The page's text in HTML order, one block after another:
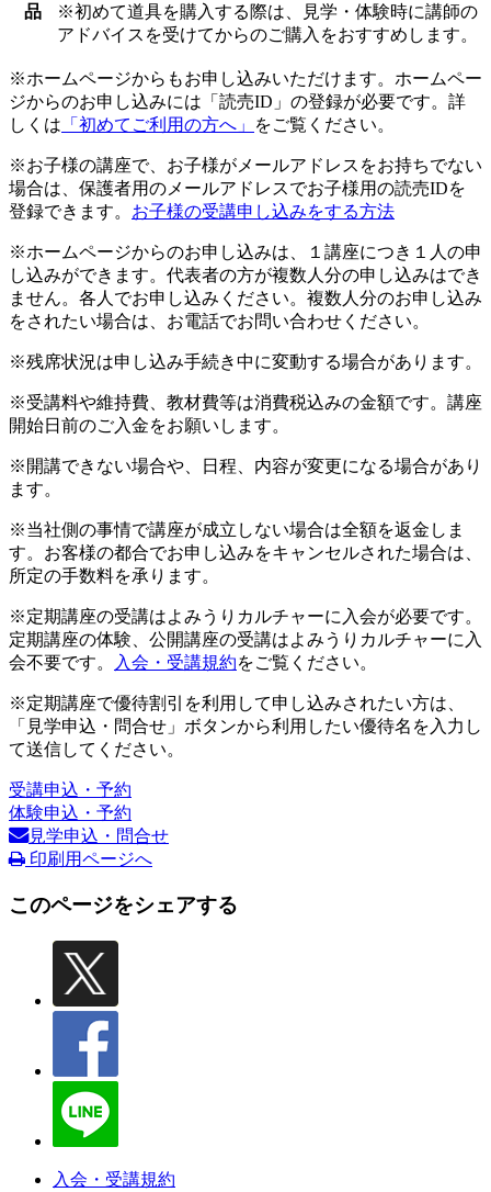
品
※初めて道具を購入する際は、見学・体験時に講師の
アドバイスを受けてからのご購入をおすすめします。
※ホームページからもお申し込みいただけます。ホームペー
ジからのお申し込みには「読売ID」の登録が必要です。詳
しくは 「初めてご利用の方へ」 をご覧ください。
※お子様の講座で、お子様がメールアドレスをお持ちでない
場合は、保護者用のメールアドレスでお子様用の読売IDを
登録できます。 お子様の受講申し込みをする方法
※ホームページからのお申し込みは、１講座につき１人の申
し込みができます。代表者の方が複数人分の申し込みはでき
ません。各人でお申し込みください。複数人分のお申し込み
をされたい場合は、お電話でお問い合わせください。
※残席状況は申し込み手続き中に変動する場合があります。
※受講料や維持費、教材費等は消費税込みの金額です。講座
開始日前のご入金をお願いします。
※開講できない場合や、日程、内容が変更になる場合があり
ます。
※当社側の事情で講座が成立しない場合は全額を返金しま
す。お客様の都合でお申し込みをキャンセルされた場合は、
所定の手数料を承ります。
※定期講座の受講はよみうりカルチャーに入会が必要です。
定期講座の体験、公開講座の受講はよみうりカルチャーに入
会不要です。
入会・受講規約をご覧ください。
※定期講座で優待割引を利用して申し込みされたい方は、
「見学申込・問合せ」ボタンから利用したい優待名を入力し
て送信してください。
受講申込・予約
体験申込・予約
見学申込・問合せ
印刷用ページへ
このページをシェアする
入会・受講規約